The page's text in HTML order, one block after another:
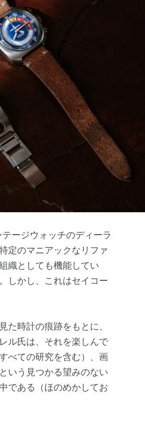
ージウォッチのディーラ
定のマニアックなリファ
織としても機能してい
しかし、これはセイコー
時計の痕跡をもとに、
ル氏は、それを楽しんで
べての研究を含む）、画
いう見つかる望みのない
である（ほのめかしてお